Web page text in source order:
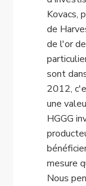
Kovacs,
de
de l'or
sont
2012,
une
HGGG
mesure
Nous